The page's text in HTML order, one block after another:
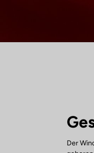
Der